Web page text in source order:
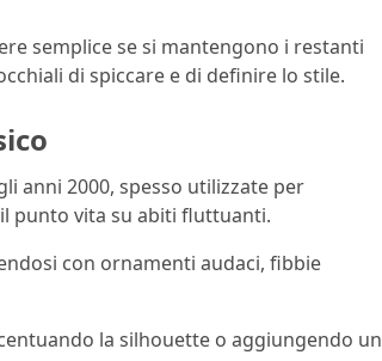
semplice se si mantengono i restanti
di spiccare e di definire lo stile.
anni 2000, spesso utilizzate per
punto vita su abiti fluttuanti.
con ornamenti audaci, fibbie
la silhouette o aggiungendo un